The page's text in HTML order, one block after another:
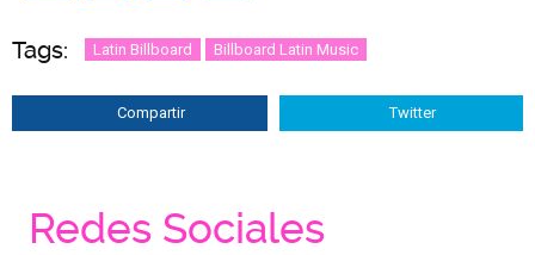
Tags: Latin Billboard Billboard Latin Music
Compartir Twitter
Redes Sociales